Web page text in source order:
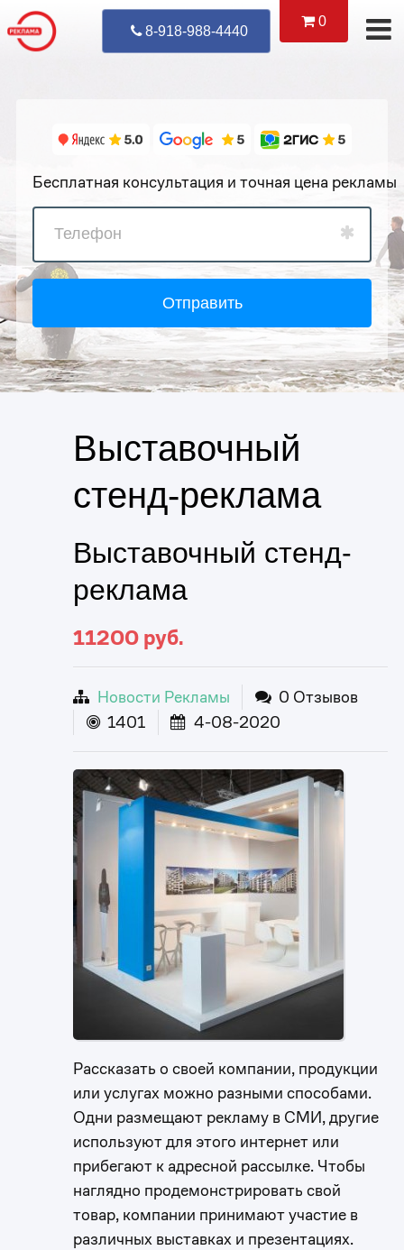
0
8-918-988-4440 Уже
Бесплатная консультация и точная цена рекламы
Отправить
Выставочный
стенд-реклама
Выставочный стенд-
реклама
11200 руб.
Новости Рекламы
0 Отзывов
1401
4-08-2020
Рассказать о своей компании, продукции
или услугах можно разными способами.
Одни размещают рекламу в СМИ, другие
используют для этого интернет или
прибегают к адресной рассылке. Чтобы
наглядно продемонстрировать свой
товар, компании принимают участие в
различных выставках и презентациях.